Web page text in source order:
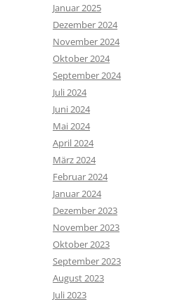
Januar 2025
Dezember 2024
November 2024
Oktober 2024
September 2024
Juli 2024
Juni 2024
Mai 2024
April 2024
März 2024
Februar 2024
Januar 2024
Dezember 2023
November 2023
Oktober 2023
September 2023
August 2023
Juli 2023